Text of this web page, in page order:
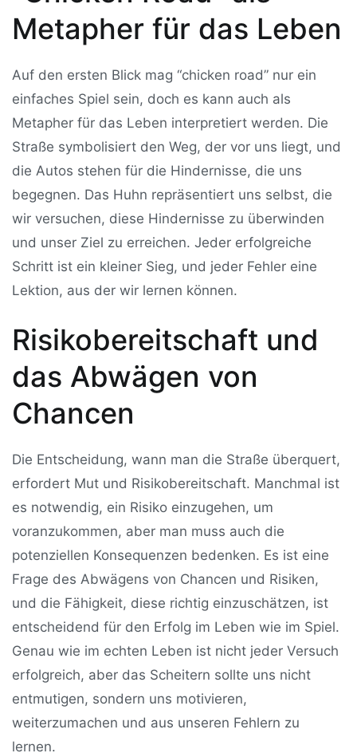
Metapher für das Leben
Auf den ersten Blick mag “chicken road” nur ein
einfaches Spiel sein, doch es kann auch als
Metapher für das Leben interpretiert werden. Die
Straße symbolisiert den Weg, der vor uns liegt, und
die Autos stehen für die Hindernisse, die uns
begegnen. Das Huhn repräsentiert uns selbst, die
wir versuchen, diese Hindernisse zu überwinden
und unser Ziel zu erreichen. Jeder erfolgreiche
Schritt ist ein kleiner Sieg, und jeder Fehler eine
Lektion, aus der wir lernen können.
Risikobereitschaft und
das Abwägen von
Chancen
Die Entscheidung, wann man die Straße überquert,
erfordert Mut und Risikobereitschaft. Manchmal ist
es notwendig, ein Risiko einzugehen, um
voranzukommen, aber man muss auch die
potenziellen Konsequenzen bedenken. Es ist eine
Frage des Abwägens von Chancen und Risiken,
und die Fähigkeit, diese richtig einzuschätzen, ist
entscheidend für den Erfolg im Leben wie im Spiel.
Genau wie im echten Leben ist nicht jeder Versuch
erfolgreich, aber das Scheitern sollte uns nicht
entmutigen, sondern uns motivieren,
weiterzumachen und aus unseren Fehlern zu
lernen.